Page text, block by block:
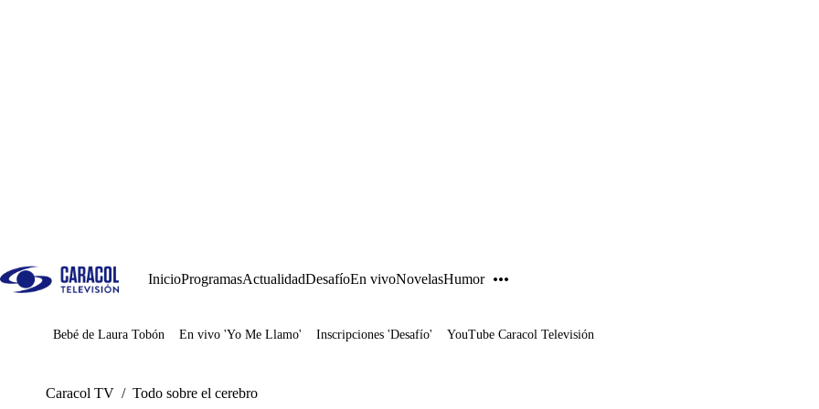
InicioProgramasActualidadDesafíoEn vivoNovelasHumor
Juegos
Bebé de Laura Tobón En vivo 'Yo Me Llamo' Inscripciones 'Desafío' YouTube Caracol Televisión
Caracol TV / Todo sobre el cerebro